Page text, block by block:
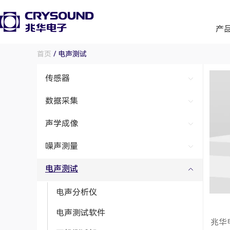
产
首页 / 电声测试
传感器
数据采集
声学成像
噪声测量
电声测试
电声分析仪
电声测试软件
兆华